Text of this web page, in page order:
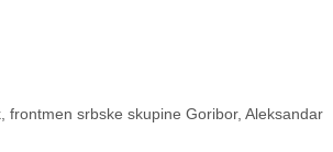
srbske skupine Goribor, Aleksandar